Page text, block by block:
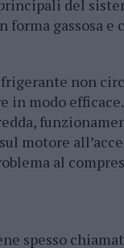
del
gassosa e
non
in modo
motore
al
spesso